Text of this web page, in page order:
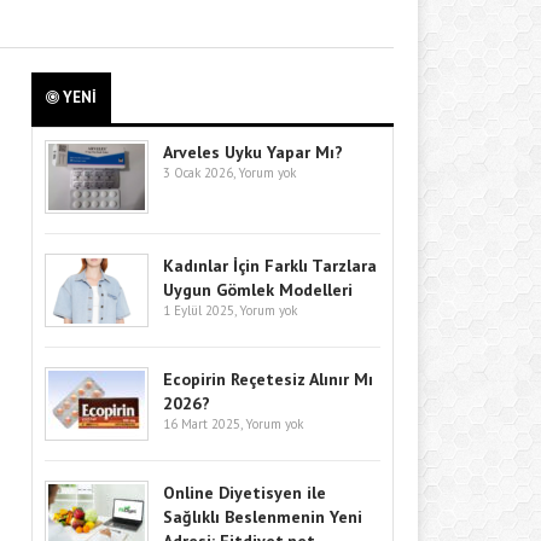
YENİ
Arveles Uyku Yapar Mı?
3 Ocak 2026, Yorum yok
Kadınlar İçin Farklı Tarzlara
Uygun Gömlek Modelleri
1 Eylül 2025, Yorum yok
Ecopirin Reçetesiz Alınır Mı
2026?
16 Mart 2025, Yorum yok
Online Diyetisyen ile
Sağlıklı Beslenmenin Yeni